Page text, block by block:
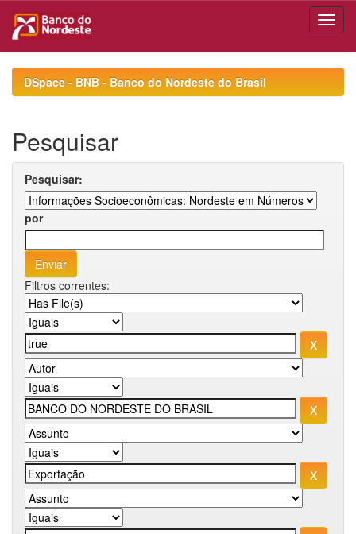
navigationDSpace - BNB - Banco do Nordeste do Brasil
Pesquisar
Pesquisar:
por
Filtros correntes: